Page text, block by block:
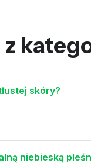
z
skóry?
niebieską